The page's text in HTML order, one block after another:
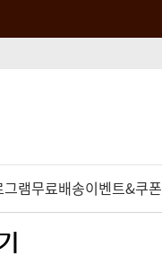
그램무료배송이벤트&쿠폰